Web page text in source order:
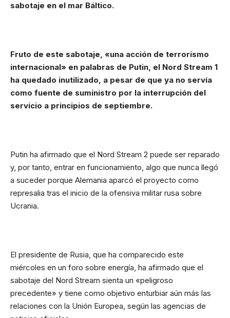
sabotaje en el mar Báltico.
Fruto de este sabotaje, «una acción de terrorismo
internacional» en palabras de Putin, el Nord Stream 1
ha quedado inutilizado, a pesar de que ya no servía
como fuente de suministro por la interrupción del
servicio a principios de septiembre.
Putin ha afirmado que el Nord Stream 2 puede ser reparado
y, por tanto, entrar en funcionamiento, algo que nunca llegó
a suceder porque Alemania aparcó el proyecto como
represalia tras el inicio de la ofensiva militar rusa sobre
Ucrania.
El presidente de Rusia, que ha comparecido este
miércoles en un foro sobre energía, ha afirmado que el
sabotaje del Nord Stream sienta un «peligroso
precedente» y tiene como objetivo enturbiar aún más las
relaciones con la Unión Europea, según las agencias de